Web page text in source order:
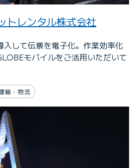
トレンタル株式会社
して伝票を電子化。作業効率化
モバイルをご活用いただいて
輸・物流